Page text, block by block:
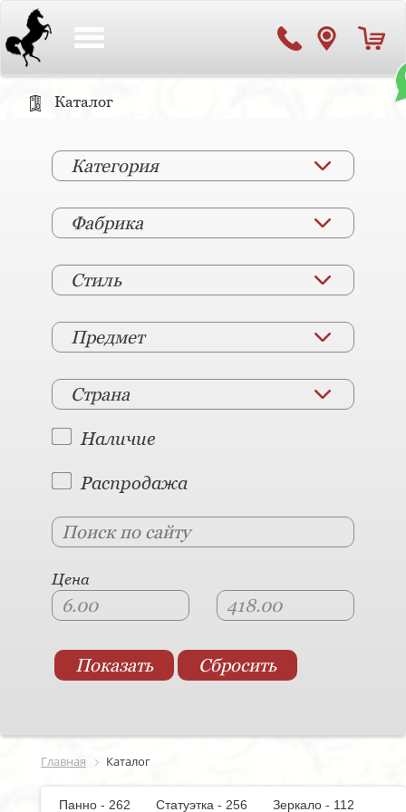
Каталог
Категория
Фабрика
Стиль
Предмет
Страна
Наличие
Распродажа
Цена
Главная Каталог
Панно - 262 Статуэтка - 256
Зеркало - 112